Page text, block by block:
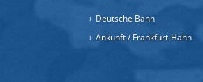
Deutsche Bahn
Ankunft / Frankfurt-Hahn